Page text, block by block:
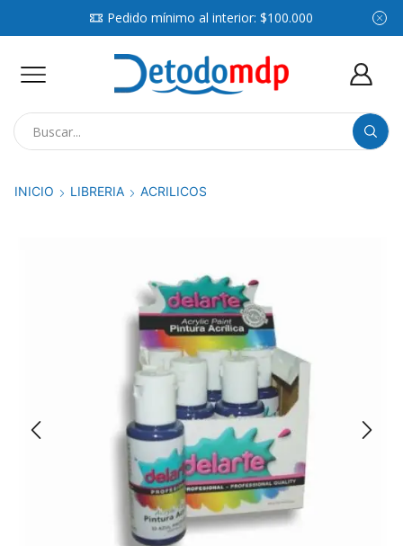
Pedido mínimo al interior: $100.000
INICIO LIBRERIA ACRILICOS